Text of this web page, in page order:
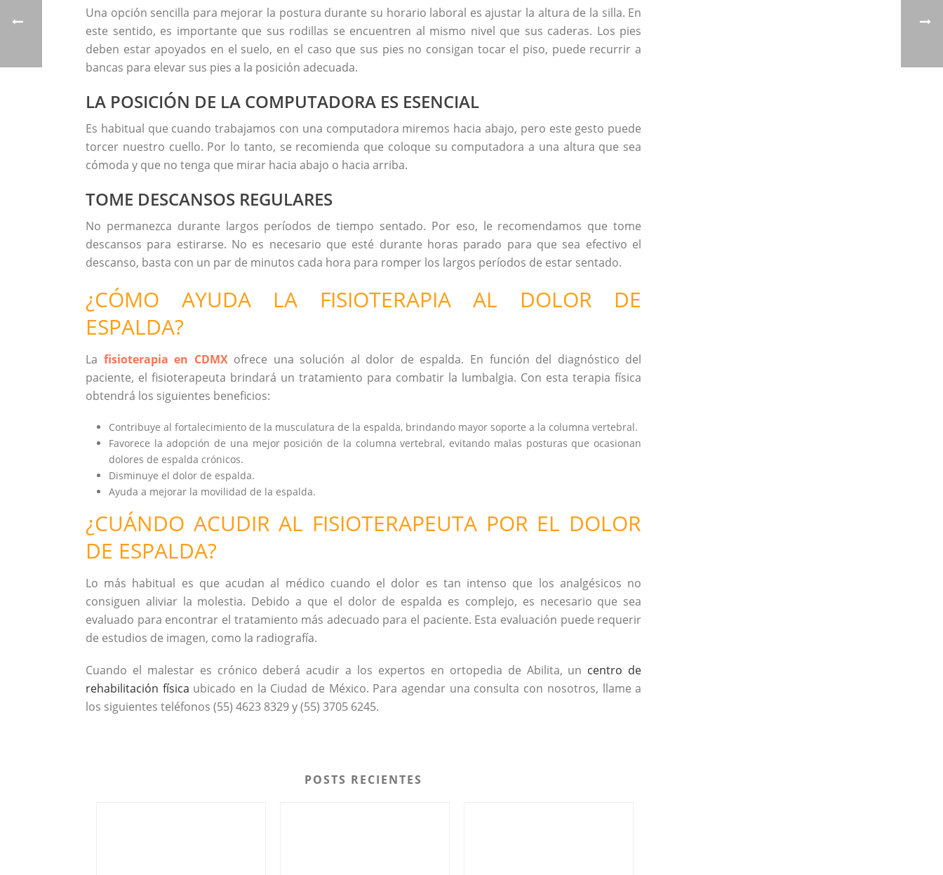
Una opción sencilla para mejorar la postura durante su horario laboral es ajustar la altura de la silla. En
este sentido, es importante que sus rodillas se encuentren al mismo nivel que sus caderas. Los pies
deben estar apoyados en el suelo, en el caso que sus pies no consigan tocar el piso, puede recurrir a
bancas para elevar sus pies a la posición adecuada.
LA POSICIÓN DE LA COMPUTADORA ES ESENCIAL
Es habitual que cuando trabajamos con una computadora miremos hacia abajo, pero este gesto puede
torcer nuestro cuello. Por lo tanto, se recomienda que coloque su computadora a una altura que sea
cómoda y que no tenga que mirar hacia abajo o hacia arriba.
TOME DESCANSOS REGULARES
No permanezca durante largos períodos de tiempo sentado. Por eso, le recomendamos que tome
descansos para estirarse. No es necesario que esté durante horas parado para que sea efectivo el
descanso, basta con un par de minutos cada hora para romper los largos períodos de estar sentado.
¿CÓMO AYUDA LA FISIOTERAPIA AL DOLOR DE
ESPALDA?
La fisioterapia en CDMXofrece una solución al dolor de espalda. En función del diagnóstico del
paciente, el fisioterapeuta brindará un tratamiento para combatir la lumbalgia. Con esta terapia física
obtendrá los siguientes beneficios:
Contribuye al fortalecimiento de la musculatura de la espalda, brindando mayor soporte a la columna vertebral.
Favorece la adopción de una mejor posición de la columna vertebral, evitando malas posturas que ocasionan
dolores de espalda crónicos.
Disminuye el dolor de espalda.
Ayuda a mejorar la movilidad de la espalda.
¿CUÁNDO ACUDIR AL FISIOTERAPEUTA POR EL DOLOR
DE ESPALDA?
Lo más habitual es que acudan al médico cuando el dolor es tan intenso que los analgésicos no
consiguen aliviar la molestia. Debido a que el dolor de espalda es complejo, es necesario que sea
evaluado para encontrar el tratamiento más adecuado para el paciente. Esta evaluación puede requerir
de estudios de imagen, como la radiografía.
Cuando el malestar es crónico deberá acudir a los expertos en ortopedia de Abilita, un centro de
rehabilitación física ubicado en la Ciudad de México. Para agendar una consulta con nosotros, llame a
los siguientes teléfonos (55) 4623 8329 y (55) 3705 6245.
POSTS RECIENTES